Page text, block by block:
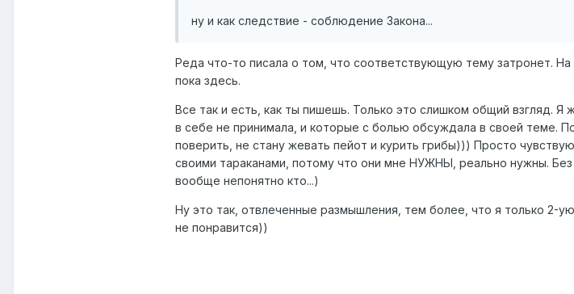
ну и как следствие - соблюдение Закона...
Реда что-то писала о том, что соответствующую тему затронет. На
пока здесь.
Все так и есть, как ты пишешь. Только это слишком общий взгляд.
в себе не принимала, и которые с болью обсуждала в своей теме.
поверить, не стану жевать пейот и курить грибы))) Просто
своими тараканами, потому что они мне НУЖНЫ, реально нужны.
вообще непонятно кто...)
Ну это так, отвлеченные размышления, тем более, что я только 2-
не понравится))